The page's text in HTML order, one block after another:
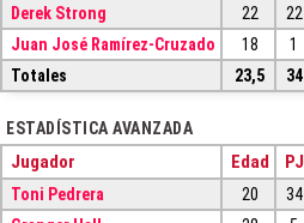
Derek Strong
22 22
Juan José Ramírez-Cruzado
18 1
Totales
23,5 34
ESTADÍSTICA AVANZADA
Jugador Edad PJ
Toni Pedrera 20 34